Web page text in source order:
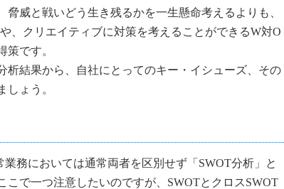
威と戦いどう生き残るかを一生懸命考えるよりも、
、クリエイティブに対策を考えることができるW対O
です。
析結果から、自社にとってのキー・イシューズ、その
ょう。
務においては通常両者を区別せず「SWOT分析」と
で一つ注意したいのですが、SWOTとクロスSWOT